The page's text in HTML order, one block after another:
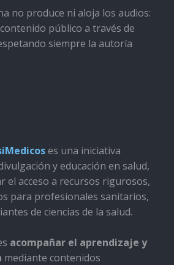
no produce ni aloja los audios:
público a través de
siempre la autoría
es una iniciativa
y educación en salud,
el acceso a recursos rigurosos,
para profesionales sanitarios,
de ciencias de la salud.
acompañar el aprendizaje y
mediante contenidos